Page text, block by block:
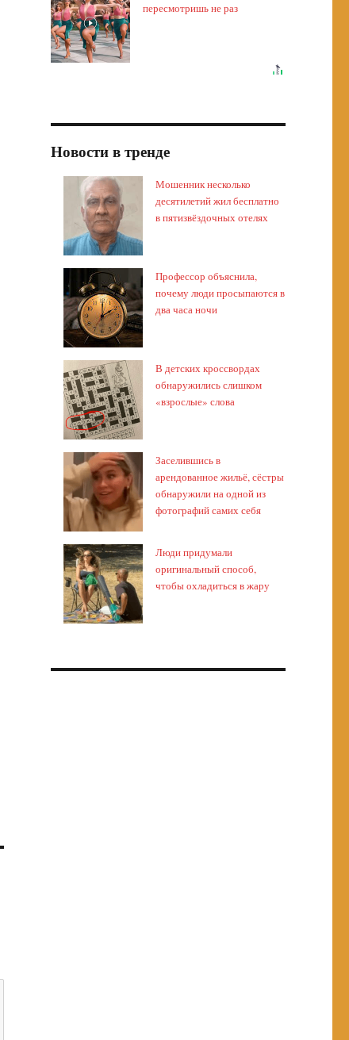
пересмотришь не раз
Новости в тренде
Мошенник несколько
десятилетий жил бесплатно
в пятизвёздочных отелях
Профессор объяснила,
почему люди просыпаются в
два часа ночи
В детских кроссвордах
обнаружились слишком
«взрослые» слова
Заселившись в
арендованное жильё, сёстры
обнаружили на одной из
фотографий самих себя
Люди придумали
оригинальный способ,
чтобы охладиться в жару